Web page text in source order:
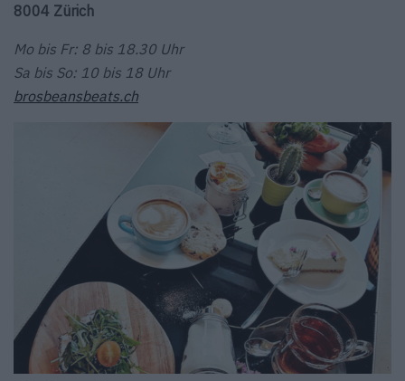
8004 Zürich
Mo bis Fr: 8 bis 18.30 Uhr
Sa bis So: 10 bis 18 Uhr
brosbeansbeats.ch